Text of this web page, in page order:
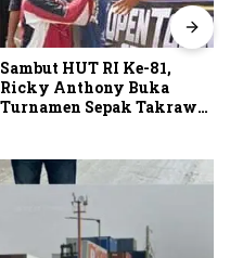
Sambut HUT RI Ke-81,
Ricky Anthony Buka
Turnamen Sepak Takraw